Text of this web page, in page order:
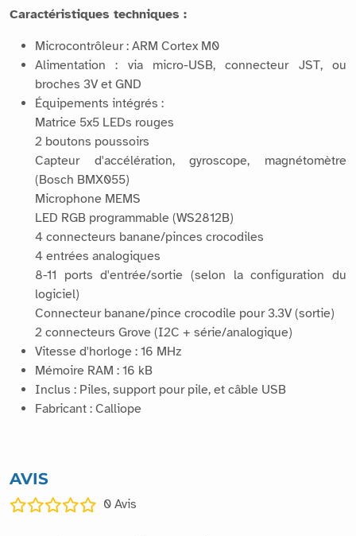
Caractéristiques techniques :
Microcontrôleur : ARM Cortex M0
Alimentation : via micro-USB, connecteur JST, ou
broches 3V et GND
Équipements intégrés :
Matrice 5x5 LEDs rouges
2 boutons poussoirs
Capteur d'accélération, gyroscope, magnétomètre
(Bosch BMX055)
Microphone MEMS
LED RGB programmable (WS2812B)
4 connecteurs banane/pinces crocodiles
4 entrées analogiques
8-11 ports d'entrée/sortie (selon la configuration du
logiciel)
Connecteur banane/pince crocodile pour 3.3V (sortie)
2 connecteurs Grove (I2C + série/analogique)
Vitesse d'horloge : 16 MHz
Mémoire RAM : 16 kB
Inclus : Piles, support pour pile, et câble USB
Fabricant : Calliope
AVIS
0 Avis